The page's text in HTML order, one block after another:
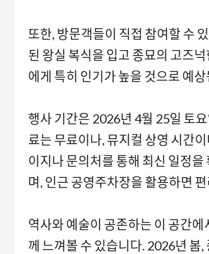
또한, 방문객들이 직접 참여할 수
된 왕실 복식을 입고 종묘의 고즈
에게 특히 인기가 높을 것으로 예
행사 기간은 2026년 4월 25일 토
료는 무료이나, 뮤지컬 상영 시간
이지나 문의처를 통해 최신 일정
며, 인근 공영주차장을 활용하면
역사와 예술이 공존하는 이 공간
께 느껴볼 수 있습니다. 2026년 봄